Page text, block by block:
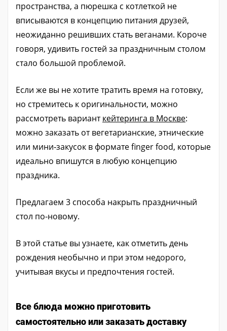
пространства, а пюрешка с котлеткой не
вписываются в концепцию питания друзей,
неожиданно решивших стать веганами. Короче
говоря, удивить гостей за праздничным столом
стало большой проблемой.
Если же вы не хотите тратить время на готовку,
но стремитесь к оригинальности, можно
рассмотреть варианткейтеринга в Москве:
можно заказать от вегетарианские, этнические
или мини‑закусок в формате finger food, которые
идеально впишутся в любую концепцию
праздника.
Предлагаем 3 способа накрыть праздничный
стол по-новому.
В этой статье вы узнаете, как отметить день
рождения необычно и при этом недорого,
учитывая вкусы и предпочтения гостей.
Все блюда можно приготовить
самостоятельно или заказать доставку